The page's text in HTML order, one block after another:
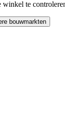
winkel te
bouwmarkten